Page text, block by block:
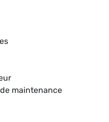
maintenance